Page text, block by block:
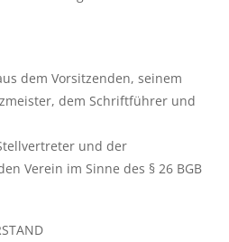
dem Vorsitzenden, seinem
dem Schriftführer und
und der
Verein im Sinne des § 26 BGB